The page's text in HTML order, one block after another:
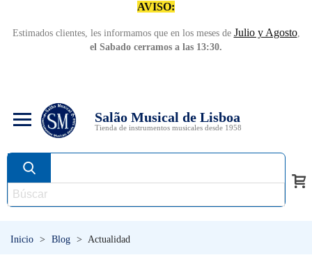
AVISO:
Estimados clientes, les informamos que en los meses de Julio y Agosto,
el Sabado cerramos a las 13:30.
Salão Musical de Lisboa
Tienda de instrumentos musicales desde 1958
Inicio > Blog > Actualidad